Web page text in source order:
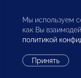
Бюро по
инвесторов
Мы используем
как Вы
политикой
Принять